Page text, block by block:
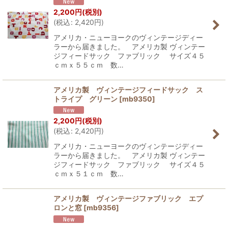
2,200円(税別)
(税込: 2,420円)
アメリカ・ニューヨークのヴィンテージディー
ラーから届きました。 アメリカ製 ヴィンテー
ジフィードサック ファブリック サイズ４５
ｃｍｘ５５ｃｍ 数…
アメリカ製 ヴィンテージフィードサック ス
トライプ グリーン [mb9350]
2,200円(税別)
(税込: 2,420円)
アメリカ・ニューヨークのヴィンテージディー
ラーから届きました。 アメリカ製 ヴィンテー
ジフィードサック ファブリック サイズ４５
ｃｍｘ５１ｃｍ 数…
アメリカ製 ヴィンテージファブリック エプ
ロンと窓 [mb9356]